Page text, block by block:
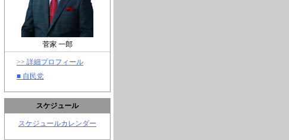
菅家 一郎
>> 詳細プロフィール
■ 自民党
スケジュール
スケジュールカレンダー